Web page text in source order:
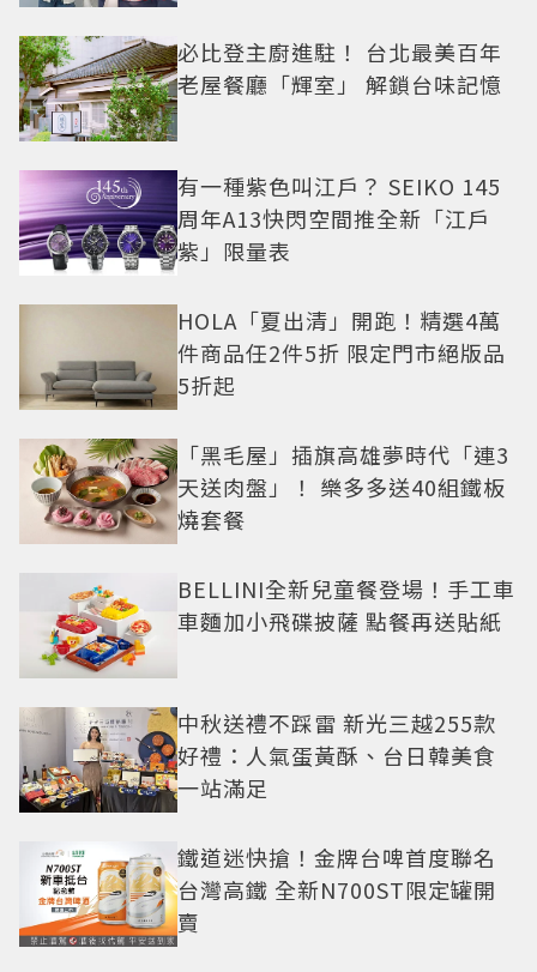
必比登主廚進駐！ 台北最美百年
老屋餐廳「輝室」 解鎖台味記憶
有一種紫色叫江戶？ SEIKO 145
周年A13快閃空間推全新「江戶
紫」限量表
HOLA「夏出清」開跑！精選4萬
件商品任2件5折 限定門市絕版品
5折起
「黑毛屋」插旗高雄夢時代「連3
天送肉盤」！ 樂多多送40組鐵板
燒套餐
BELLINI全新兒童餐登場！手工車
車麵加小飛碟披薩 點餐再送貼紙
中秋送禮不踩雷 新光三越255款
好禮：人氣蛋黃酥、台日韓美食
一站滿足
鐵道迷快搶！金牌台啤首度聯名
台灣高鐵 全新N700ST限定罐開
賣